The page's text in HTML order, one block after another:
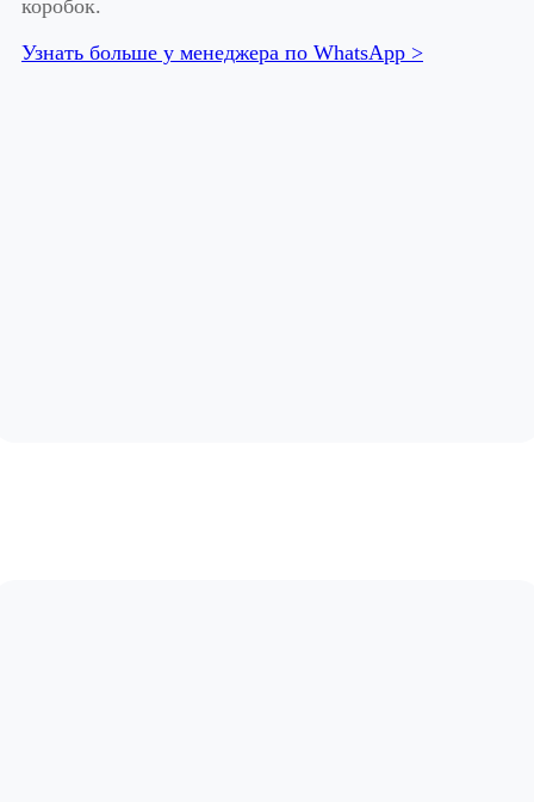
коробок.
Узнать больше у менеджера по WhatsApp >